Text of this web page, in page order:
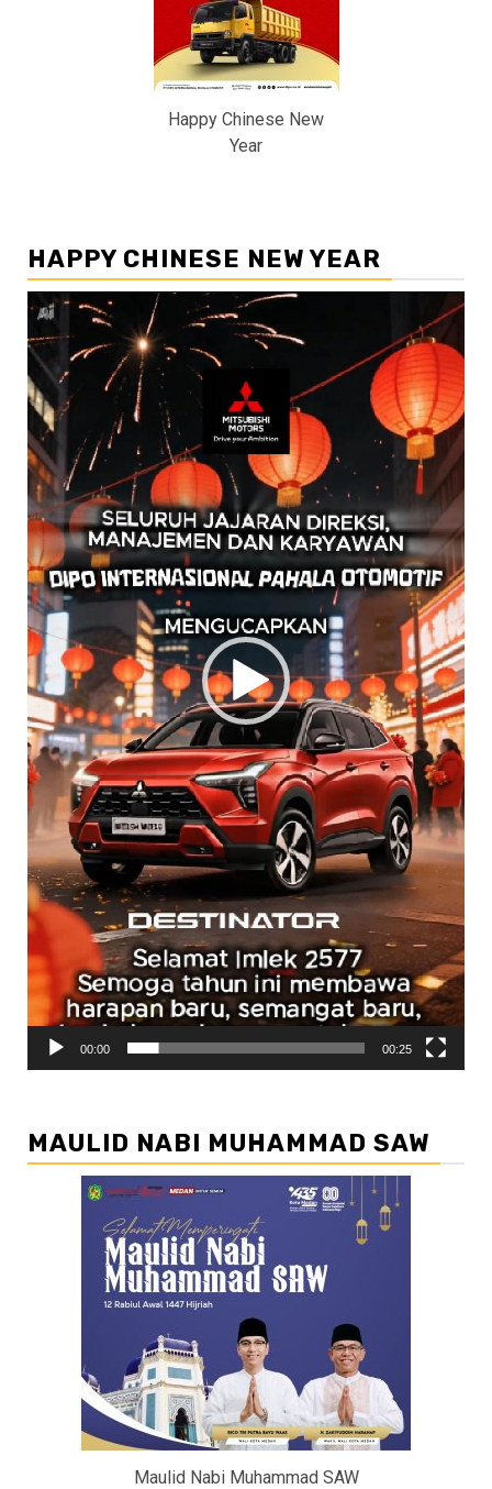
Happy Chinese New
Year
HAPPY CHINESE NEW YEAR
Pemutar
00:00 00:25
MAULID NABI MUHAMMAD SAW
Maulid Nabi Muhammad SAW